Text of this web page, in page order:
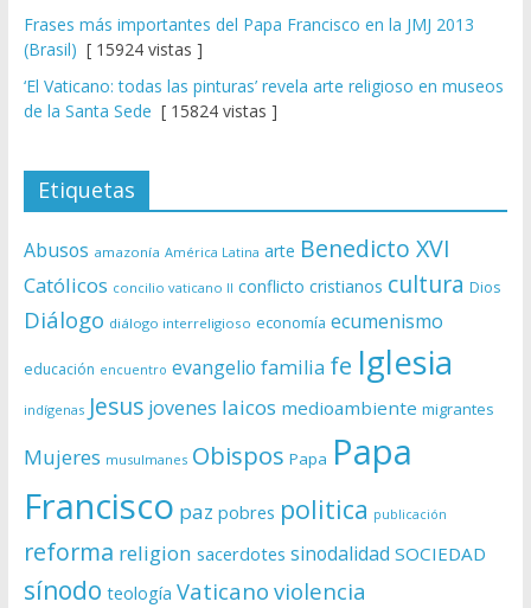
Frases más importantes del Papa Francisco en la JMJ 2013
(Brasil) [ 15924 vistas ]
‘El Vaticano: todas las pinturas’ revela arte religioso en museos
de la Santa Sede [ 15824 vistas ]
Etiquetas
Abusos amazonía América Latina arte Benedicto XVI
Católicos concilio vaticano II conflicto cristianos cultura Dios
Diálogo diálogo interreligioso economía ecumenismo
educación encuentro evangelio familia fe Iglesia
indígenas Jesus jovenes laicos medioambiente migrantes
Mujeres musulmanes Obispos Papa Papa
Francisco paz pobres politica publicación
reforma religion sacerdotes sinodalidad SOCIEDAD
sínodo teología Vaticano violencia